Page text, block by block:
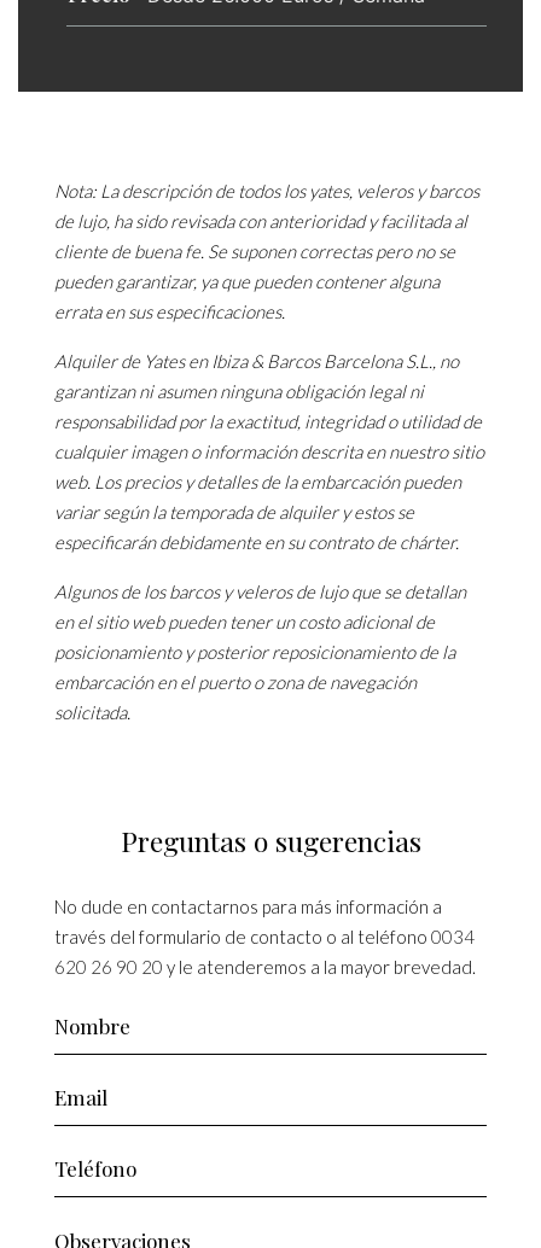
Nota: La descripción de todos los yates, veleros y barcos
de lujo, ha sido revisada con anterioridad y facilitada al
cliente de buena fe. Se suponen correctas pero no se
pueden garantizar, ya que pueden contener alguna
errata en sus especificaciones.
Alquiler de Yates en Ibiza & Barcos Barcelona S.L., no
garantizan ni asumen ninguna obligación legal ni
responsabilidad por la exactitud, integridad o utilidad de
cualquier imagen o información descrita en nuestro sitio
web. Los precios y detalles de la embarcación pueden
variar según la temporada de alquiler y estos se
especificarán debidamente en su contrato de chárter.
Algunos de los barcos y veleros de lujo que se detallan
en el sitio web pueden tener un costo adicional de
posicionamiento y posterior reposicionamiento de la
embarcación en el puerto o zona de navegación
solicitada.
Preguntas o sugerencias
No dude en contactarnos para más información a
través del formulario de contacto o al teléfono 0034
620 26 90 20 y le atenderemos a la mayor brevedad.